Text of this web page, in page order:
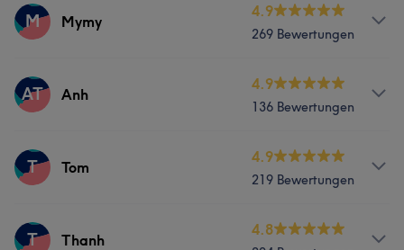
Services
M Mymy
4.9
269 Bewertungen
Services
Was unsere Kunden über Mymy sagen
AT Anh
4.9
136 Bewertungen
Services
T Tom
4.9
219 Bewertungen
Services
T Thanh
4.8